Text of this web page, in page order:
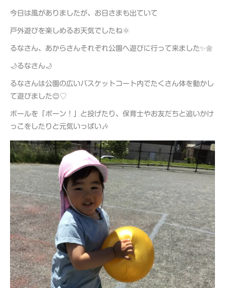
今日は風がありましたが、お日さまも出ていて
戸外遊びを楽しめるお天気でしたね🌞
るなさん、あからさんそれぞれ公園へ遊びに行って来ました✨🌼
🌙るなさん🌙
るなさんは公園の広いバスケットコート内でたくさん体を動かし
て遊びました😊♡
ボールを「ポーン！」と投げたり、保育士やお友だちと追いかけ
っこをしたりと元気いっぱい🎶